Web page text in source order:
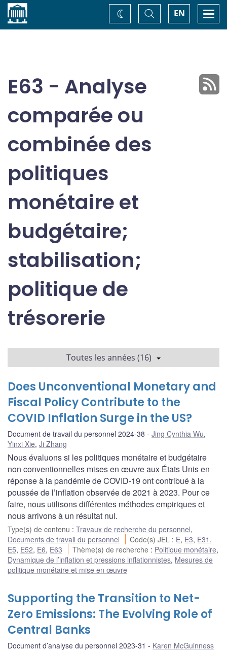
Accueil EN
Basculer
la
recherche
Changez
de
E63 - Analyse
comparée ou
combinée des
politiques
monétaire et
budgétaire;
stabilisation;
politique de
trésorerie
Toutes les années (16)
Does Unconventional Monetary and
Fiscal Policy Contribute to the
COVID Inflation Surge in the US?
Document de travail du personnel 2024-38 Jing Cynthia Wu,
Yinxi Xie, Ji Zhang
Nous évaluons si les politiques monétaire et budgétaire
non conventionnelles mises en œuvre aux États Unis en
réponse à la pandémie de COVID-19 ont contribué à la
poussée de l’inflation observée de 2021 à 2023. Pour ce
faire, nous utilisons différentes méthodes empiriques et
nous arrivons à un résultat nul.
Type(s) de contenu : Travaux de recherche du personnel,
Documents de travail du personnel
Code(s) JEL : E, E3, E31 ,
E5, E52, E6, E63 Thème(s) de recherche : Politique monétaire,
Dynamique de l’inflation et pressions inflationnistes, Mesures de
politique monétaire et mise en œuvre
Supporting the Transition to Net-
Zero Emissions: The Evolving Role of
Central Banks
Document d’analyse du personnel 2023-31 Karen McGuinness